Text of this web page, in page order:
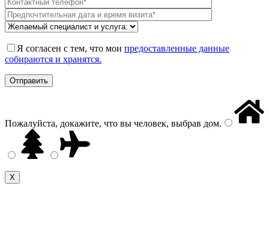
Я согласен с тем, что мои предоставленные данные
собираются и хранятся.
Пожалуйста, докажите, что вы человек, выбрав дом.
Х